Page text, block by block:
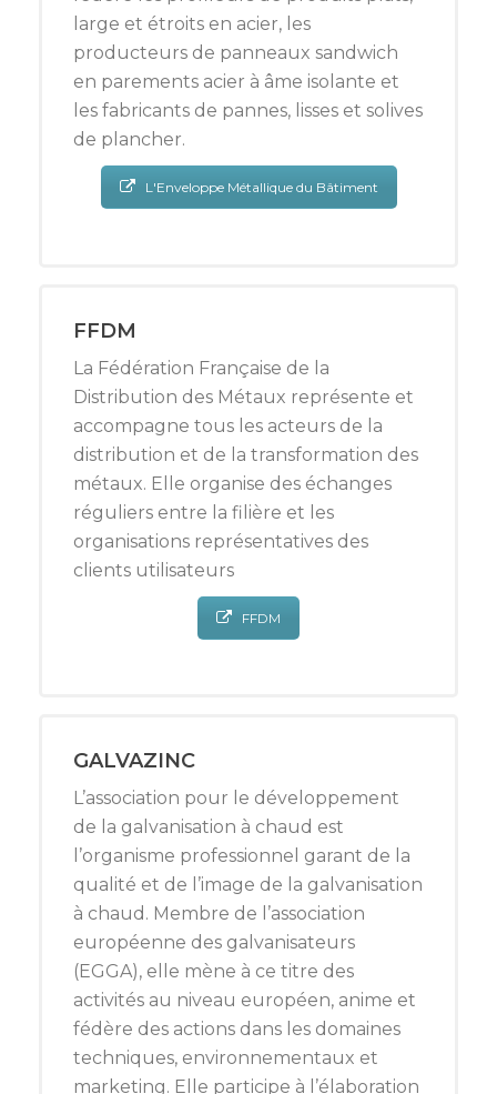
large et étroits en acier, les
producteurs de panneaux sandwich
en parements acier à âme isolante et
les fabricants de pannes, lisses et solives
de plancher.
L'Enveloppe Métallique du Bâtiment
FFDM
La Fédération Française de la
Distribution des Métaux représente et
accompagne tous les acteurs de la
distribution et de la transformation des
métaux. Elle organise des échanges
réguliers entre la filière et les
organisations représentatives des
clients utilisateurs
FFDM
GALVAZINC
L’association pour le développement
de la galvanisation à chaud est
l’organisme professionnel garant de la
qualité et de l’image de la galvanisation
à chaud. Membre de l’association
européenne des galvanisateurs
(EGGA), elle mène à ce titre des
activités au niveau européen, anime et
fédère des actions dans les domaines
techniques, environnementaux et
marketing. Elle participe à l’élaboration